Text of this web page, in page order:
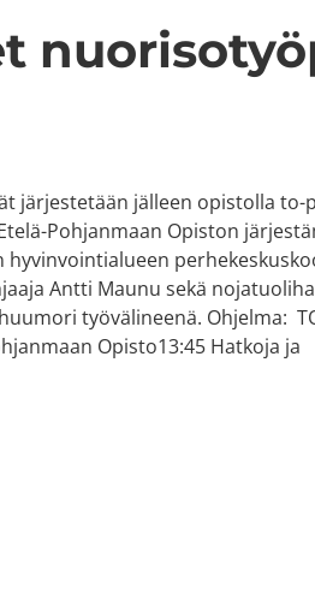
järjestetään jälleen opistolla to-
Pohjanmaan Opiston
hyvinvointialueen
Antti Maunu sekä
työvälineenä. Ohjelma:
Opisto13:45 Hatkoja ja